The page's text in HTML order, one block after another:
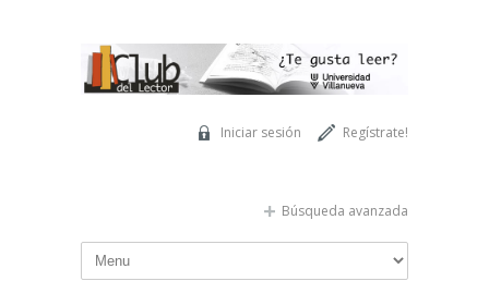
Regístrate!
Iniciar sesión
Búsqueda avanzada